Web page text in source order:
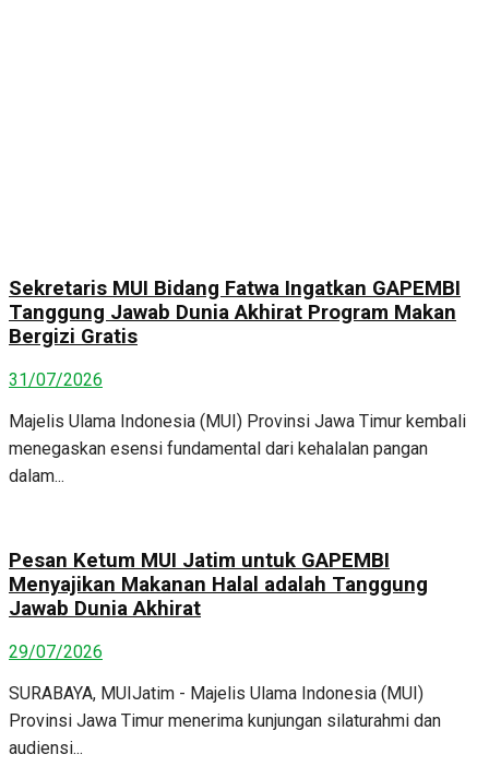
Sekretaris MUI Bidang Fatwa Ingatkan GAPEMBI
Tanggung Jawab Dunia Akhirat Program Makan
Bergizi Gratis
31/07/2026
Majelis Ulama Indonesia (MUI) Provinsi Jawa Timur kembali
menegaskan esensi fundamental dari kehalalan pangan
dalam...
Pesan Ketum MUI Jatim untuk GAPEMBI
Menyajikan Makanan Halal adalah Tanggung
Jawab Dunia Akhirat
29/07/2026
SURABAYA, MUIJatim - Majelis Ulama Indonesia (MUI)
Provinsi Jawa Timur menerima kunjungan silaturahmi dan
audiensi...